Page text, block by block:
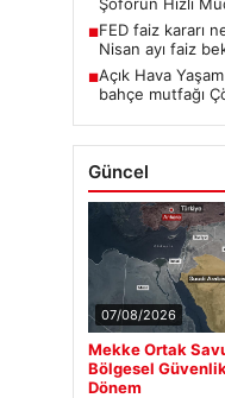
■FED faiz kararı
Nisan ayı faiz
■Açık Hava
bahçe mutfağı
Güncel
07/08/2026
Mekke Ortak
Bölgesel
Dönem